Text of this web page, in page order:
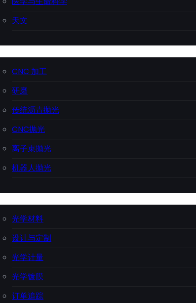
天文
CNC 加工
研磨
传统沥青抛光
CNC抛光
离子束抛光
机器人抛光
光学材料
设计与定制
光学计量
光学镀膜
订单追踪